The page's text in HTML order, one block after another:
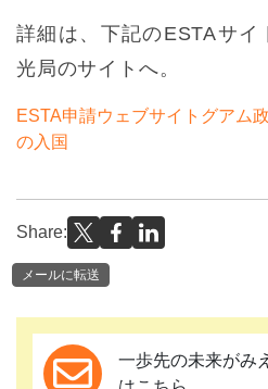
詳細は、下記のESTAサイ
光局のサイトへ。
ESTA申請ウェブサイト グアム
の入国
Share:
メールに転送
一歩先の未来がみ